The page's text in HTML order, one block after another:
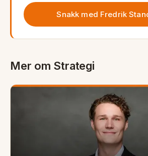
Snakk med Fredrik
Mer om Strategi